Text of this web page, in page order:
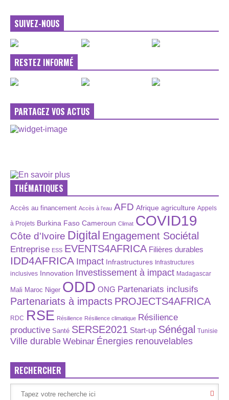
SUIVEZ-NOUS
RESTEZ INFORMÉ
PARTAGEZ VOS ACTUS
THÉMATIQUES
Accès au financement Accès à l’eau AFD Afrique agriculture Appels
à Projets Burkina Faso Cameroun Climat COVID19
Côte d'Ivoire Digital Engagement Sociétal
Entreprise ESS EVENTS4AFRICA Filières durables
IDD4AFRICA Impact Infrastructures Infrastructures
inclusives Innovation Investissement à impact Madagascar
Mali Maroc Niger ODD ONG Partenariats inclusifs
Partenariats à impacts PROJECTS4AFRICA
RDC RSE Résilience Résilience climatique Résilience
productive Santé SERSE2021 Start-up Sénégal Tunisie
Ville durable Webinar Énergies renouvelables
RECHERCHER